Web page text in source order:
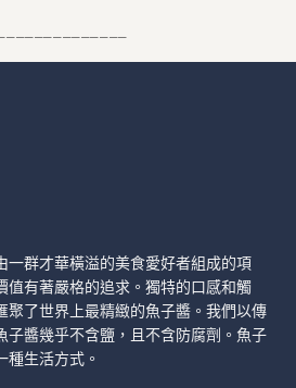
一群才華橫溢的美食愛好者組成的項
值有著嚴格的追求。獨特的口感和觸
聚了世界上最精緻的魚子醬。我們以傳
子醬幾乎不含鹽，且不含防腐劑。魚子
種生活方式。